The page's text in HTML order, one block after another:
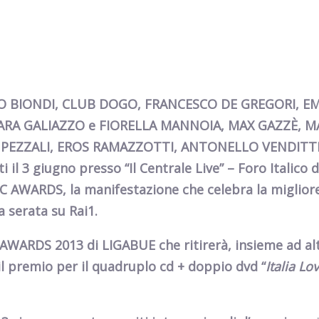
CLUB DOGO, FRANCESCO DE GREGORI,
GALIAZZO e FIORELLA MANNOIA, MAX GAZZÈ,
EROS RAMAZZOTTI, ANTONELLO
3 giugno presso “Il Centrale Live” – Foro Italico
AWARDS, la manifestazione che celebra la
su Rai1.
2013 di LIGABUE che ritirerà, insieme ad
per il quadruplo cd + doppio dvd “Italia